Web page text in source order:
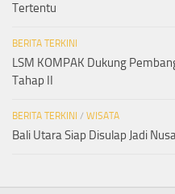
Tertentu
BERITA TERKINI
LSM KOMPAK Dukung
Tahap II
BERITA TERKINI / WISATA
Bali Utara Siap Disulap Jadi